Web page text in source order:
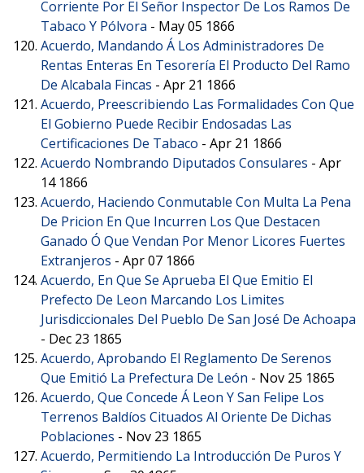
Corriente Por El Señor Inspector De Los Ramos De
Tabaco Y Pólvora - May 05 1866
Acuerdo, Mandando Á Los Administradores De
Rentas Enteras En Tesorería El Producto Del Ramo
De Alcabala Fincas - Apr 21 1866
Acuerdo, Preescribiendo Las Formalidades Con Que
El Gobierno Puede Recibir Endosadas Las
Certificaciones De Tabaco - Apr 21 1866
Acuerdo Nombrando Diputados Consulares - Apr
14 1866
Acuerdo, Haciendo Conmutable Con Multa La Pena
De Pricion En Que Incurren Los Que Destacen
Ganado Ó Que Vendan Por Menor Licores Fuertes
Extranjeros - Apr 07 1866
Acuerdo, En Que Se Aprueba El Que Emitio El
Prefecto De Leon Marcando Los Limites
Jurisdiccionales Del Pueblo De San José De Achoapa
- Dec 23 1865
Acuerdo, Aprobando El Reglamento De Serenos
Que Emitió La Prefectura De León - Nov 25 1865
Acuerdo, Que Concede Á Leon Y San Felipe Los
Terrenos Baldíos Cituados Al Oriente De Dichas
Poblaciones - Nov 23 1865
Acuerdo, Permitiendo La Introducción De Puros Y